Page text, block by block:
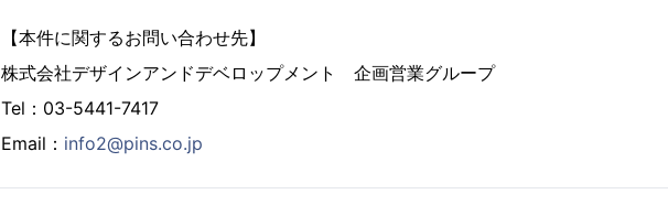
【本件に関するお問い合わせ先】
株式会社デザインアンドデベロップメント 企画営業グループ
Tel：03-5441-7417
Email： info2@pins.co.jp